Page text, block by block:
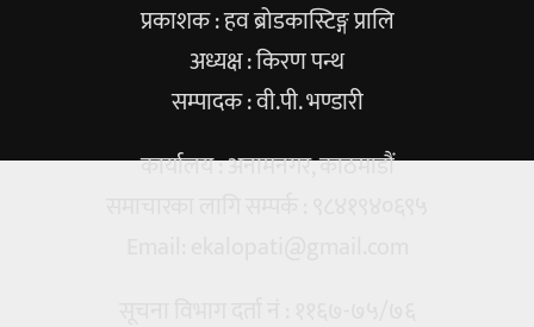
प्रकाशक : हव ब्रोडकास्टिङ्ग प्रालि
अध्यक्ष : किरण पन्थ
सम्पादक : वी.पी. भण्डारी
कार्यालय : अनामनगर, काठमाडौं